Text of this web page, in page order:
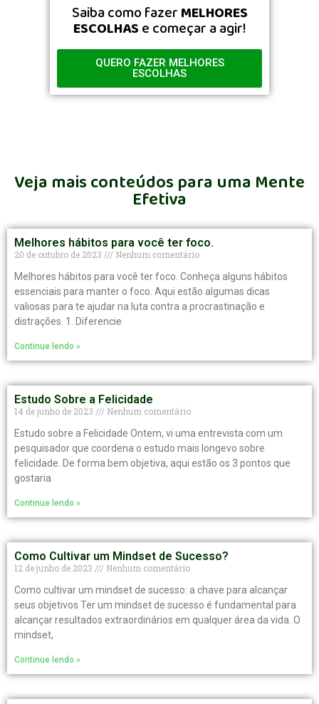
Saiba como fazer MELHORES
ESCOLHAS e começar a agir!
QUERO FAZER MELHORES
ESCOLHAS
Veja mais conteúdos para uma Mente
Efetiva
Melhores hábitos para você ter foco.​
20 de outubro de 2023
Nenhum comentário
Melhores hábitos para você ter foco. Conheça alguns hábitos
essenciais para manter o foco. Aqui estão algumas dicas
valiosas para te ajudar na luta contra a procrastinação e
distrações. 1. Diferencie
Continue lendo »
Estudo Sobre a Felicidade
14 de junho de 2023
Nenhum comentário
Estudo sobre a Felicidade Ontem, vi uma entrevista com um
pesquisador que coordena o estudo mais longevo sobre
felicidade. De forma bem objetiva, aqui estão os 3 pontos que
gostaria
Continue lendo »
Como Cultivar um Mindset de Sucesso?
12 de junho de 2023
Nenhum comentário
Como cultivar um mindset de sucesso: a chave para alcançar
seus objetivos Ter um mindset de sucesso é fundamental para
alcançar resultados extraordinários em qualquer área da vida. O
mindset,
Continue lendo »